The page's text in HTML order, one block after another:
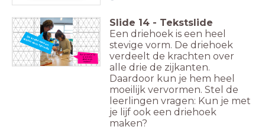
De kracht van een
driehoekconstructie
Kun je met je lijf
ook een
driehoek
maken?
Slide 14 - Tekstslide
Een driehoek is een heel
stevige vorm. De driehoek
verdeelt de krachten over
alle drie de zijkanten.
Daardoor kun je hem heel
moeilijk vervormen. Stel de
leerlingen vragen: Kun je met
je lijf ook een driehoek
maken?